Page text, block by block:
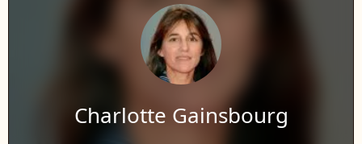
Charlotte Gainsbourg